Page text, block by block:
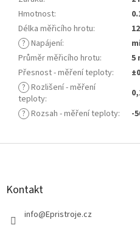
Hmotnost:
Délka měřicího hrotu:
? Napájení:
Průměr měřicího hrotu:
5
Přesnost - měření teploty:
? Rozlišení - měření
teploty:
? Rozsah - měření teploty: -
Z
Kontakt
info@Epristroje.cz